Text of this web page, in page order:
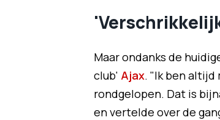
Maar ondanks de
club' Ajax. "Ik ben altijd
rondgelopen. Dat is
en vertelde over de